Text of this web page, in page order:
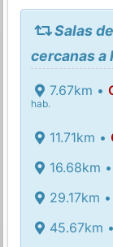
Salas
cercanas a
7.67km •
hab.
11.71km •
16.68km •
29.17km •
45.67km •